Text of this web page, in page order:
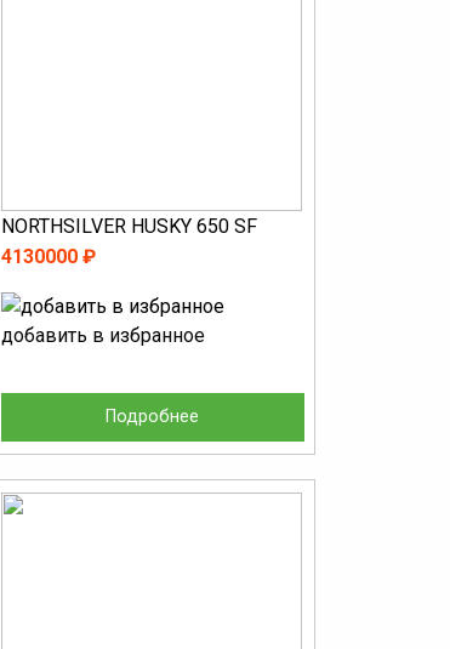
NORTHSILVER HUSKY 650 SF
4130000 ₽
Подробнее
добавить в избранное